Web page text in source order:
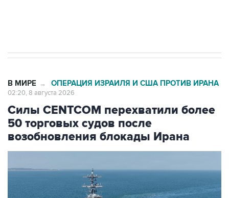
В МИРЕ → ОПЕРАЦИЯ ИЗРАИЛЯ И США ПРОТИВ ИРАНА
02:20, 8 августа 2026
Силы CENTCOM перехватили более
50 торговых судов после
возобновления блокады Ирана